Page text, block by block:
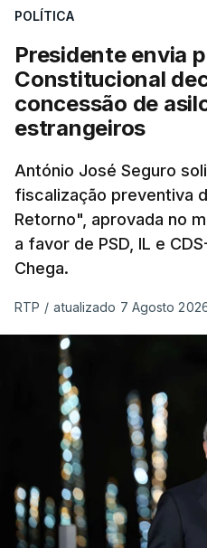
sistema mais simples,
"Sempre que seja
eliminar sobreposições e
chegam a quem mais
um passo na direção
Presidente da República.
Assegurar que
prejudicado"
O Preisdente deixa, no
avisos:uma reforma
como primeiro critério
e "nenhum processo de
traduzir-se numa
social".
António José Seguro
assegurar que
POLÍTICA
Presidente envia
Constitucional
concessão de
estrangeiros
António José Seguro
fiscalização preventiva
Retorno", aprovada no
a favor de PSD, IL e
Chega.
RTP / atualizado 7 Agosto